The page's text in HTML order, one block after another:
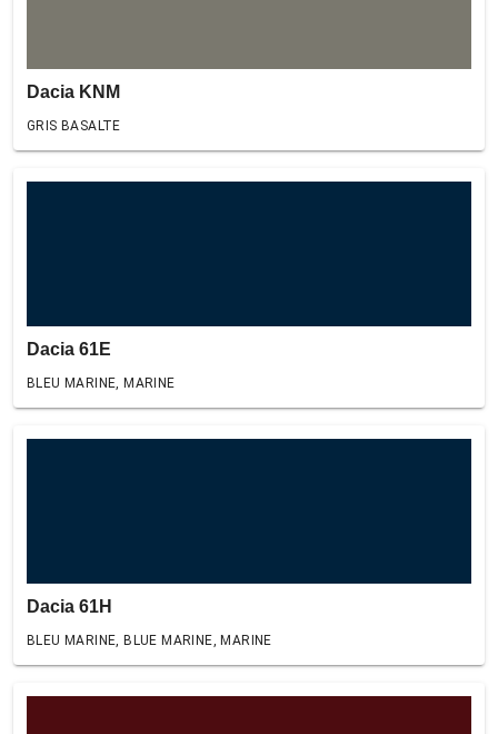
Dacia KNM
GRIS BASALTE
Dacia 61E
BLEU MARINE, MARINE
Dacia 61H
BLEU MARINE, BLUE MARINE, MARINE